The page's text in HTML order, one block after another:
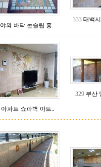
야외 바닥 논슬립 홍..
333 태백
아파트 쇼파벽 아트..
329 부산